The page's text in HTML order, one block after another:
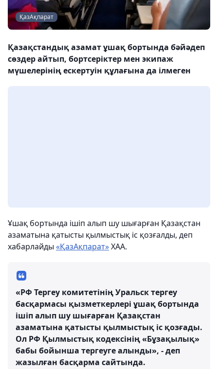
ҚазАқпарат
Қазақстандық азамат ұшақ бортында бәйәдеп
сөздер айтып, бортсеріктер мен экипаж
мүшелерінің ескертуін құлағына да ілмеген
Ұшақ бортында ішіп алып шу шығарған Қазақстан
азаматына қатысты қылмыстық іс қозғалды, деп
хабарлайды «ҚазАқпарат»ХАА.
«РФ Тергеу комитетінің Уральск тергеу
басқармасы қызметкерлері ұшақ бортында
ішіп алып шу шығарған Қазақстан
азаматына қатысты қылмыстық іс қозғады.
Ол РФ Қылмыстық кодексінің «Бұзақылық»
бабы бойынша тергеуге алынды», - деп
жазылған басқарма сайтында.